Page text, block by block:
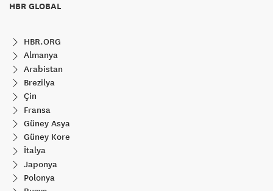
HBR GLOBAL
HBR.ORG
Almanya
Arabistan
Brezilya
Çin
Fransa
Güney Asya
Güney Kore
İtalya
Japonya
Polonya